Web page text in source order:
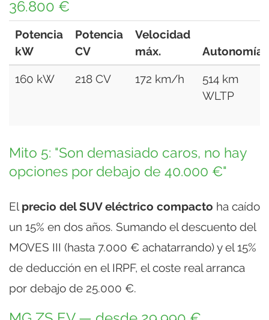
36.800 €
Potencia
kW
Potencia
CV
Velocidad
máx.
Autonomía
160 kW 218 CV 172 km/h
514 km
WLTP
Mito 5: "Son demasiado caros, no hay
opciones por debajo de 40.000 €"
El precio del SUV eléctrico compacto ha caído
un 15% en dos años. Sumando el descuento del
MOVES III (hasta 7.000 € achatarrando) y el 15%
de deducción en el IRPF, el coste real arranca
por debajo de 25.000 €.